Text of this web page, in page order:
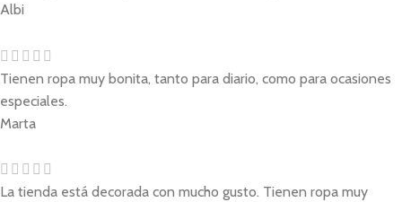
Albi
Tienen ropa muy bonita, tanto para diario, como para ocasiones
especiales.
Marta
La tienda está decorada con mucho gusto. Tienen ropa muy